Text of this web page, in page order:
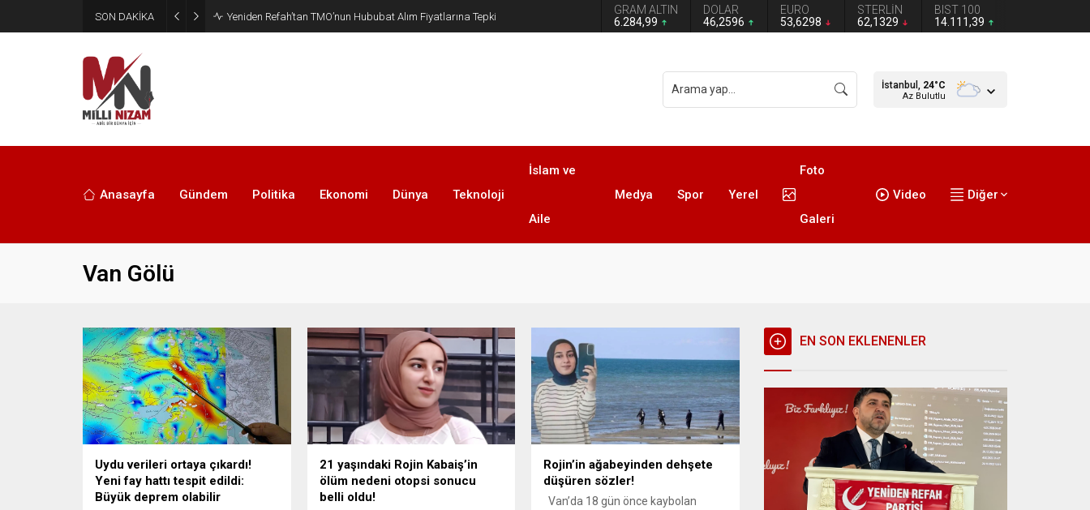
SON DAKİKA CHP’de Günaydın ve Başarır’ın grup başkanvekilliği düştü
GRAM ALTIN
6.284,99
DOLAR
46,2596
EURO
53,6298
STERLİN
62,1329
BIST 100
14.111,39
İstanbul, 24°C
Az Bulutlu
Anasayfa Gündem Politika Ekonomi Dünya Teknoloji
İslam ve
Aile
Medya Spor Yerel
Foto
Galeri
Video Diğer
Van Gölü
Uydu verileri ortaya çıkardı!
Yeni fay hattı tespit edildi:
Büyük deprem olabilir
21 yaşındaki Rojin Kabaiş’in
ölüm nedeni otopsi sonucu
belli oldu!
Rojin’in ağabeyinden dehşete
düşüren sözler!
Van’da 18 gün önce kaybolan
EN SON EKLENENLER